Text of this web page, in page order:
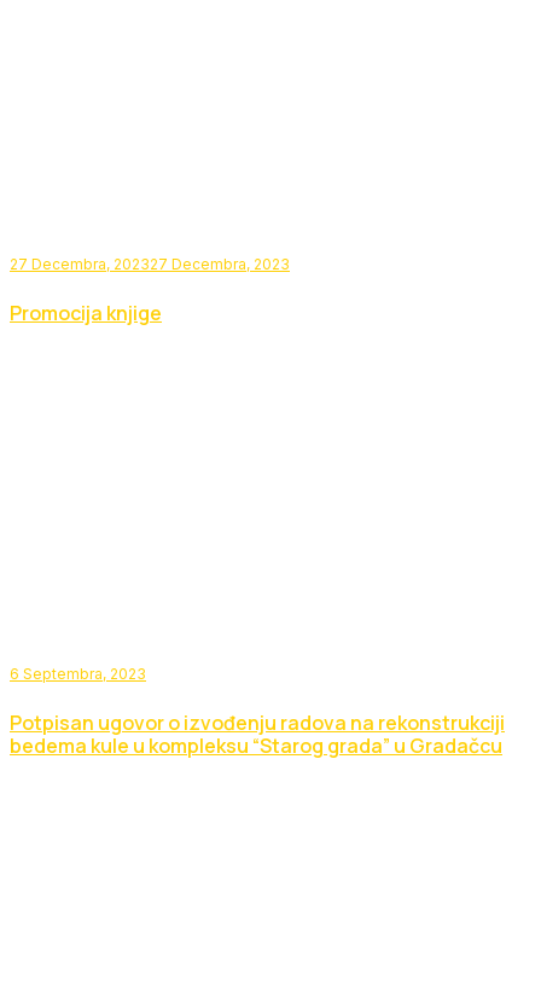
27 Decembra, 202327 Decembra, 2023
Promocija knjige
6 Septembra, 2023
Potpisan ugovor o izvođenju radova na rekonstrukciji
bedema kule u kompleksu “Starog grada” u Gradačcu